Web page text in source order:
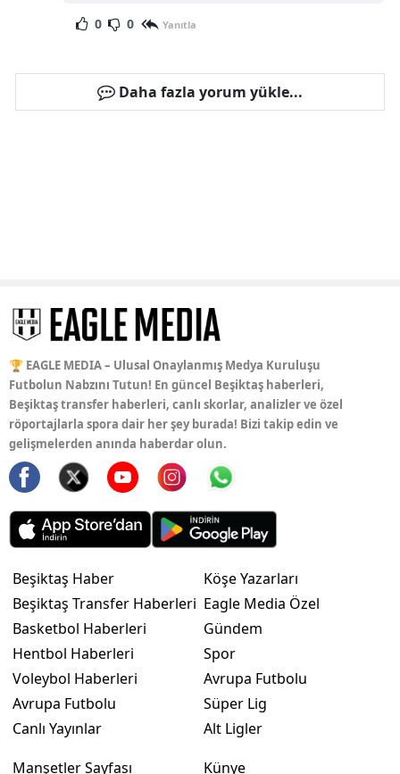
0 0 Yanıtla
Daha fazla yorum yükle...
🏆 EAGLE MEDIA – Ulusal Onaylanmış Medya Kuruluşu
Futbolun Nabzını Tutun! En güncel Beşiktaş haberleri,
Beşiktaş transfer haberleri, canlı skorlar, analizler ve özel
röportajlarla spora dair her şey burada! Bizi takip edin ve
gelişmelerden anında haberdar olun.
Beşiktaş Haber
Beşiktaş Transfer Haberleri
Basketbol Haberleri
Hentbol Haberleri
Voleybol Haberleri
Avrupa Futbolu
Canlı Yayınlar
Köşe Yazarları
Eagle Media Özel
Gündem
Spor
Avrupa Futbolu
Süper Lig
Alt Ligler
Manşetler Sayfası
Künye